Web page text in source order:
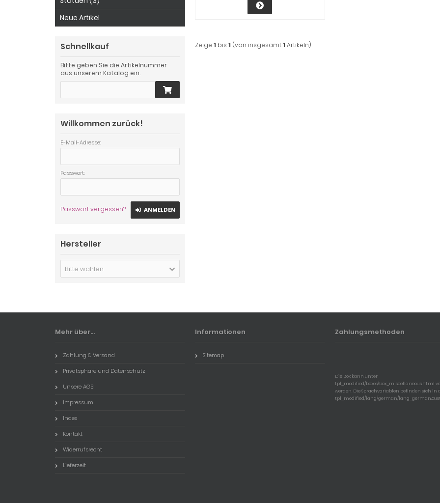
Zeige 1 bis 1 (von insgesamt1 Artikeln)
Neue Artikel
Schnellkauf
Bitte geben Sie die Artikelnummer
aus unserem Katalog ein.
Willkommen zurück!
E-Mail-Adresse:
Passwort:
Passwort vergessen? ANMELDEN
Hersteller
Bitte wählen
Mehr über...
Zahlung & Versand
Privatsphäre und Datenschutz
Unsere AGB
Impressum
Index
Kontakt
Widerrufsrecht
Lieferzeit
Informationen
Sitemap
Zahlungsmethoden
Die Box kann unter
tpl_modified/boxes/box_miscellaneous.html
werden. Die Sprachvariablen befinden sich in
tpl_modified/lang/german/